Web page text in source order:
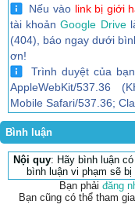
Nếu vào link bị giới
tài khoảnGoogle Drive
(404), báo ngay dưới
ơn!
Trình duyệt của
AppleWebKit/537.36
Mobile Safari/537.36;
Bình luận
Nội quy: Hãy bình luận
bình luận vi phạm sẽ
Bạn phải đăng
Bạn cũng có thể tham